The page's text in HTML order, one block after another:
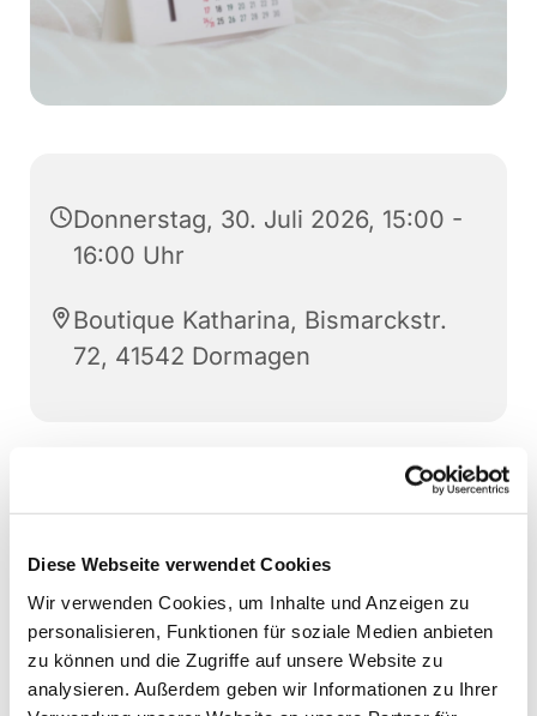
Diese Webseite verwendet Cookies
Wir verwenden Cookies, um Inhalte und Anzeigen zu
personalisieren, Funktionen für soziale Medien anbieten
zu können und die Zugriffe auf unsere Website zu
analysieren. Außerdem geben wir Informationen zu Ihrer
Donnerstag, 30. Juli 2026, 15:00 -
16:00 Uhr
Boutique Katharina, Bismarckstr.
72, 41542 Dormagen